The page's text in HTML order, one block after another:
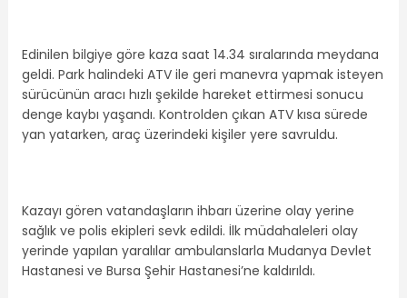
Edinilen bilgiye göre kaza saat 14.34 sıralarında meydana
geldi. Park halindeki ATV ile geri manevra yapmak isteyen
sürücünün aracı hızlı şekilde hareket ettirmesi sonucu
denge kaybı yaşandı. Kontrolden çıkan ATV kısa sürede
yan yatarken, araç üzerindeki kişiler yere savruldu.
Kazayı gören vatandaşların ihbarı üzerine olay yerine
sağlık ve polis ekipleri sevk edildi. İlk müdahaleleri olay
yerinde yapılan yaralılar ambulanslarla Mudanya Devlet
Hastanesi ve Bursa Şehir Hastanesi’ne kaldırıldı.